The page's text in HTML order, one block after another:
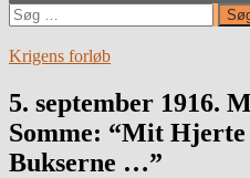
Søg
efter:
Krigens forløb
5. september 1916.
Somme: “Mit Hjerte
Bukserne …”